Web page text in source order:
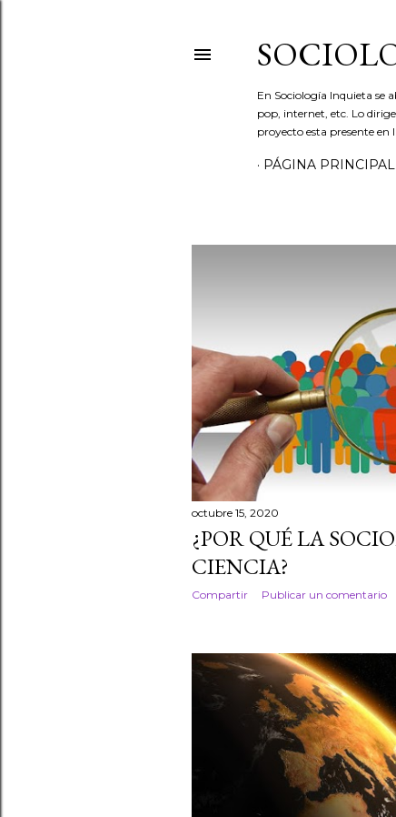
En Sociología Inquieta se
pop, internet, etc. Lo
proyecto esta presente en
PÁGINA PRINCIPAL
t
r
a
d
a
s
octubre 15, 2020
¿POR QUÉ LA
CIENCIA?
Compartir Publicar un comentario